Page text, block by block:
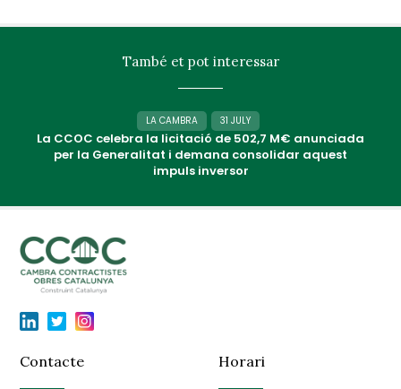
També et pot interessar
LA CAMBRA 31 JULY
La CCOC celebra la licitació de 502,7 M€ anunciada
per la Generalitat i demana consolidar aquest
impuls inversor
Contacte Horari